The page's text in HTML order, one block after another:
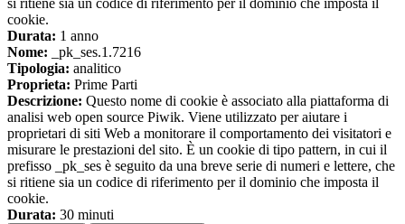
si ritiene sia un codice di riferimento per il dominio che imposta il
cookie.
Durata: 1 anno
Nome: _pk_ses.1.7216
Tipologia: analitico
Proprieta: Prime Parti
Descrizione: Questo nome di cookie è associato alla piattaforma di
analisi web open source Piwik. Viene utilizzato per aiutare i
proprietari di siti Web a monitorare il comportamento dei visitatori e
misurare le prestazioni del sito. È un cookie di tipo pattern, in cui il
prefisso _pk_ses è seguito da una breve serie di numeri e lettere, che
si ritiene sia un codice di riferimento per il dominio che imposta il
cookie.
Durata: 30 minuti